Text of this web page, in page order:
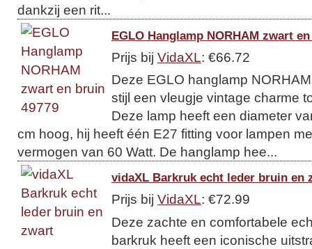
dankzij een rit...
EGLO Hanglamp NORHAM zwart
Prijs bij VidaXL: €66.72
Deze EGLO hanglamp
stijl een vleugje vintage charme
Deze lamp heeft een diameter
cm hoog, hij heeft één E27 fitting voor lampen
vermogen van 60 Watt. De hanglamp hee...
vidaXL Barkruk echt leder bruin en
Prijs bij VidaXL: €72.99
Deze zachte en comfortabele
barkruk heeft een iconische